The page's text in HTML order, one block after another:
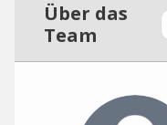
Über das
Team